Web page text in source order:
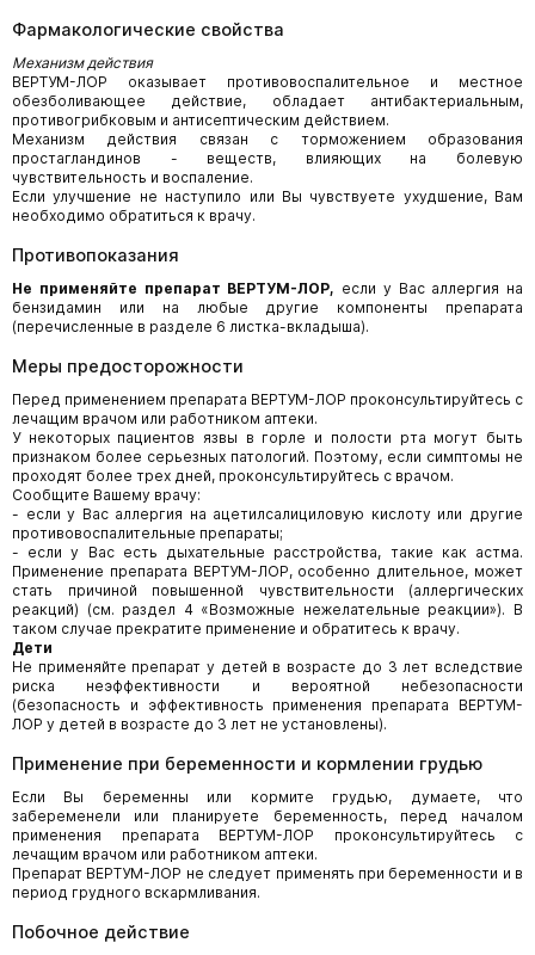
Фармакологические свойства
Механизм действия
ВЕРТУМ-ЛОР оказывает противовоспалительное и местное
обезболивающее действие, обладает антибактериальным,
противогрибковым и антисептическим действием.
Механизм действия связан с торможением образования
простагландинов - веществ, влияющих на болевую
чувствительность и воспаление.
Если улучшение не наступило или Вы чувствуете ухудшение, Вам
необходимо обратиться к врачу.
Противопоказания
Не применяйте препарат ВЕРТУМ-ЛОР, если у Вас аллергия на
бензидамин или на любые другие компоненты препарата
(перечисленные в разделе 6 листка-вкладыша).
Меры предосторожности
Перед применением препарата ВЕРТУМ-ЛОР проконсультируйтесь с
лечащим врачом или работником аптеки.
У некоторых пациентов язвы в горле и полости рта могут быть
признаком более серьезных патологий. Поэтому, если симптомы не
проходят более трех дней, проконсультируйтесь с врачом.
Сообщите Вашему врачу:
- если у Вас аллергия на ацетилсалициловую кислоту или другие
противовоспалительные препараты;
- если у Вас есть дыхательные расстройства, такие как астма.
Применение препарата ВЕРТУМ-ЛОР, особенно длительное, может
стать причиной повышенной чувствительности (аллергических
реакций) (см. раздел 4 «Возможные нежелательные реакции»). В
таком случае прекратите применение и обратитесь к врачу.
Дети
Не применяйте препарат у детей в возрасте до 3 лет вследствие
риска неэффективности и вероятной небезопасности
(безопасность и эффективность применения препарата ВЕРТУМ-
ЛОР у детей в возрасте до 3 лет не установлены).
Применение при беременности и кормлении грудью
Если Вы беременны или кормите грудью, думаете, что
забеременели или планируете беременность, перед началом
применения препарата ВЕРТУМ-ЛОР проконсультируйтесь с
лечащим врачом или работником аптеки.
Препарат ВЕРТУМ-ЛОР не следует применять при беременности и в
период грудного вскармливания.
Побочное действие